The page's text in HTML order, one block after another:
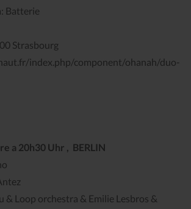
Batterie
Strasbourg
index.php/component/ohanah/duo-
a 20h30 Uhr , BERLIN
& Loop orchestra & Emilie Lesbros &